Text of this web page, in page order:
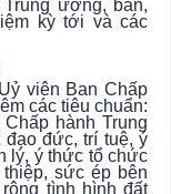
ương, ban,
kỳ tới và các
viên Ban Chấp
các tiêu chuẩn:
hành Trung
đức, trí tuệ, ý
lý, ý thức tổ chức
sức ép bên
tình hình đất